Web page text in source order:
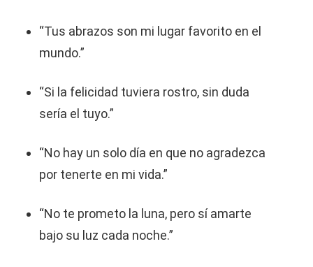
“Tus abrazos son mi lugar favorito en el
mundo.”
“Si la felicidad tuviera rostro, sin duda
sería el tuyo.”
“No hay un solo día en que no agradezca
por tenerte en mi vida.”
“No te prometo la luna, pero sí amarte
bajo su luz cada noche.”